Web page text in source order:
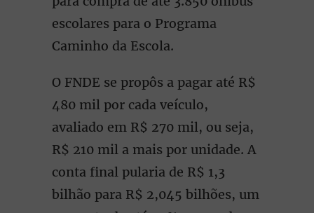
escolares para o Programa
Caminho da Escola.
O FNDE se propôs a pagar até R$
480 mil por cada veículo,
avaliado em R$ 270 mil, ou seja,
R$ 210 mil a mais por unidade. A
conta final pularia de R$ 1,3
bilhão para R$ 2,045 bilhões, um